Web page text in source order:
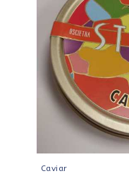
Caviar